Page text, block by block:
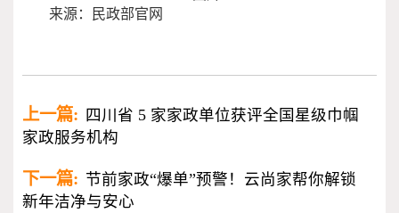
来源：民政部官网
上一篇: 四川省 5 家家政单位获评全国星级巾帼
家政服务机构
下一篇: 节前家政“爆单”预警！云尚家帮你解锁
新年洁净与安心